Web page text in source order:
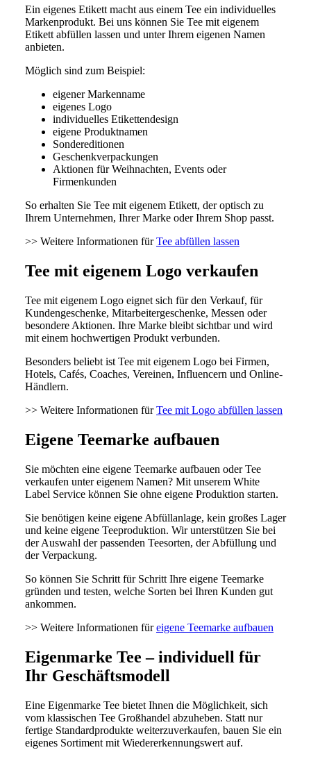
Ein eigenes Etikett macht aus einem Tee ein individuelles
Markenprodukt. Bei uns können Sie Tee mit eigenem
Etikett abfüllen lassen und unter Ihrem eigenen Namen
anbieten.
Möglich sind zum Beispiel:
eigener Markenname
eigenes Logo
individuelles Etikettendesign
eigene Produktnamen
Sondereditionen
Geschenkverpackungen
Aktionen für Weihnachten, Events oder
Firmenkunden
So erhalten Sie Tee mit eigenem Etikett, der optisch zu
Ihrem Unternehmen, Ihrer Marke oder Ihrem Shop passt.
>> Weitere Informationen fürTee abfüllen lassen
Tee mit eigenem Logo verkaufen
Tee mit eigenem Logo eignet sich für den Verkauf, für
Kundengeschenke, Mitarbeitergeschenke, Messen oder
besondere Aktionen. Ihre Marke bleibt sichtbar und wird
mit einem hochwertigen Produkt verbunden.
Besonders beliebt ist Tee mit eigenem Logo bei Firmen,
Hotels, Cafés, Coaches, Vereinen, Influencern und Online-
Händlern.
>> Weitere Informationen fürTee mit Logo abfüllen lassen
Eigene Teemarke aufbauen
Sie möchten eine eigene Teemarke aufbauen oder Tee
verkaufen unter eigenem Namen? Mit unserem White
Label Service können Sie ohne eigene Produktion starten.
Sie benötigen keine eigene Abfüllanlage, kein großes Lager
und keine eigene Teeproduktion. Wir unterstützen Sie bei
der Auswahl der passenden Teesorten, der Abfüllung und
der Verpackung.
So können Sie Schritt für Schritt Ihre eigene Teemarke
gründen und testen, welche Sorten bei Ihren Kunden gut
ankommen.
>> Weitere Informationen füreigene Teemarke aufbauen
Eigenmarke Tee – individuell für
Ihr Geschäftsmodell
Eine Eigenmarke Tee bietet Ihnen die Möglichkeit, sich
vom klassischen Tee Großhandel abzuheben. Statt nur
fertige Standardprodukte weiterzuverkaufen, bauen Sie ein
eigenes Sortiment mit Wiedererkennungswert auf.